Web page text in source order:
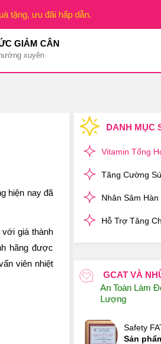
tặng, ưu đãi hấp dẫn.
GIẢM CÂN
xuyên
hiện nay đã
với giá thành
hãng được
viên nhiệt
DANH MỤC
Vitamin Tổng
Tăng Cường
Nhân Sâm Hàn
Hỗ Trợ Tăng
GCAT VÀ
An Toàn Làm
Lượng
Safety
Sản